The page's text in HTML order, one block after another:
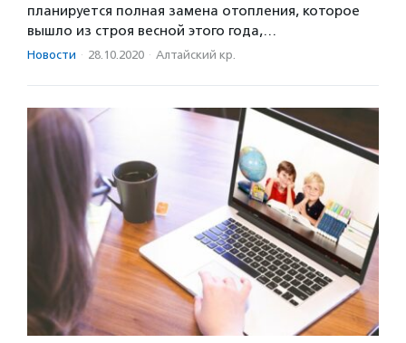
планируется полная замена отопления, которое
вышло из строя весной этого года,…
Новости · 28.10.2020 · Алтайский кр.